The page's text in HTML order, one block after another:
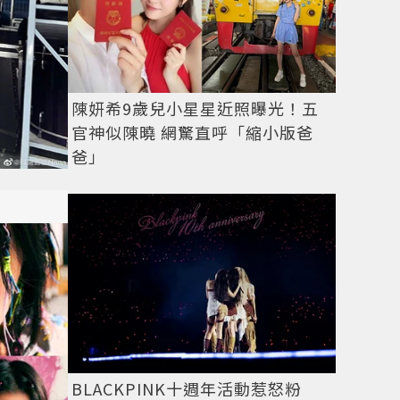
陳妍希9歲兒小星星近照曝光！五
官神似陳曉 網驚直呼「縮小版爸
爸」
BLACKPINK十週年活動惹怒粉